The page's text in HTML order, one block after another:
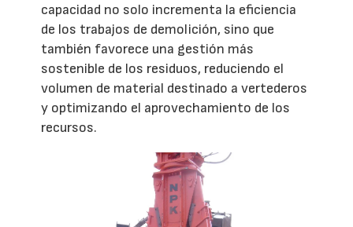
capacidad no solo incrementa la eficiencia
de los trabajos de demolición, sino que
también favorece una gestión más
sostenible de los residuos, reduciendo el
volumen de material destinado a vertederos
y optimizando el aprovechamiento de los
recursos.